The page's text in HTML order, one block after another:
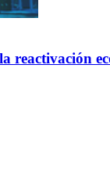
reactivación